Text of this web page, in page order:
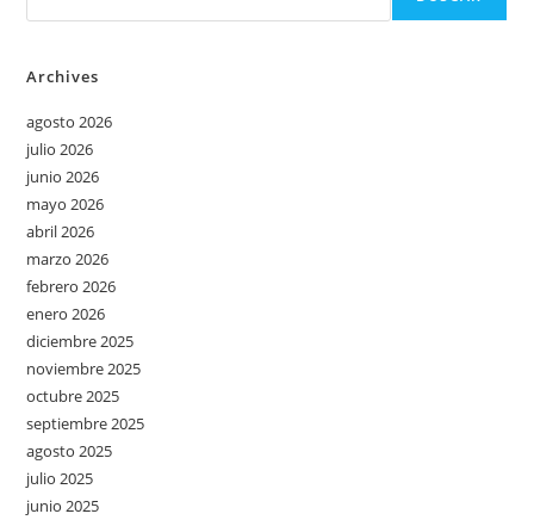
Archives
agosto 2026
julio 2026
junio 2026
mayo 2026
abril 2026
marzo 2026
febrero 2026
enero 2026
diciembre 2025
noviembre 2025
octubre 2025
septiembre 2025
agosto 2025
julio 2025
junio 2025